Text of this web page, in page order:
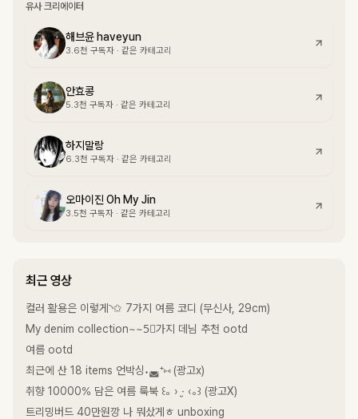
유사 크리에이터
해브윤 haveyun
3.6천 구독자 · 같은 카테고리
안효콩
5.3천 구독자 · 같은 카테고리
하지말랑
6.3천 구독자 · 같은 카테고리
오마이진 Oh My Jin
3.5천 구독자 · 같은 카테고리
최근 영상
컬러 활용은 이렇게◝✩ 7가지 여름 코디 (무신사, 29cm)
My denim collection~~5⃣가지 데님 추천 ootd
여름 ootd
최근에 산 18 items 언박싱˖◛⁺⑅ (광고x)
취향 10000% 담은 여름 룩북 ꒰｡ › ·̮ ‹｡꒱ (광고X)
트리밍버드 40만원깡 나 뭐샀게ㅎ unboxing